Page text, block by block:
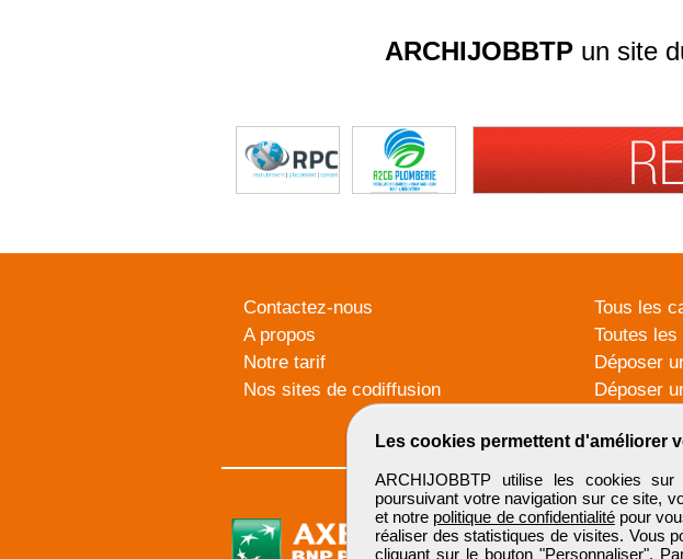
Les cookies permettent d'améliorer
ARCHIJOBBTP utilise les cookies
poursuivant votre navigation sur ce site,
et notre politique de confidentialitépour
réaliser des statistiques de visites. Vous
cliquant sur le bouton "Personnaliser".
ARCHIJOBBTPun site
Contactez-nous
A propos
Notre tarif
Nos sites de codiffusion
Tous les
Toutes
Déposer
Déposer